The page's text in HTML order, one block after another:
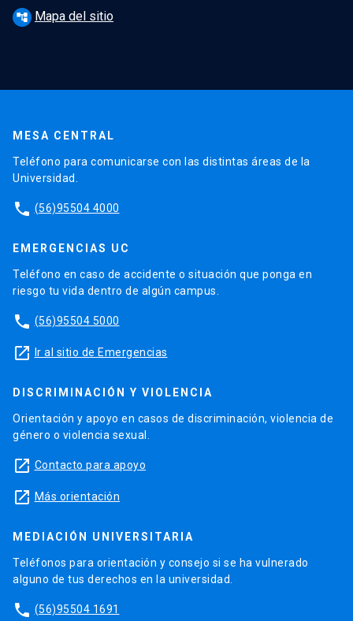
account_tree Mapa del sitio
MESA CENTRAL
Teléfono para comunicarse con las distintas áreas de la
Universidad.
phone (56)95504 4000
EMERGENCIAS UC
Teléfono en caso de accidente o situación que ponga en
riesgo tu vida dentro de algún campus.
phone (56)95504 5000
launch Ir al sitio de Emergencias
DISCRIMINACIÓN Y VIOLENCIA
Orientación y apoyo en casos de discriminación, violencia de
género o violencia sexual.
launch Contacto para apoyo
launch Más orientación
MEDIACIÓN UNIVERSITARIA
Teléfonos para orientación y consejo si se ha vulnerado
alguno de tus derechos en la universidad.
phone (56)95504 1691